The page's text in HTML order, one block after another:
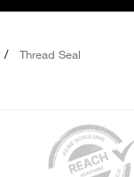
Thread Seal